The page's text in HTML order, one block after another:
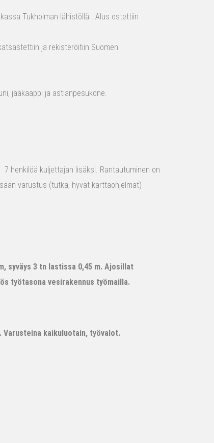
Tukholman lähistöllä . Alus ostettiin
ja rekisteröitiin Suomen
jääkaappi ja astianpesukone.
henkilöä kuljettajan lisäksi. Rantautuminen on
varustus (tutka, hyvät karttaohjelmat)
syväys 3 tn lastissa 0,45 m. Ajosillat
työtasona vesirakennus työmailla.
Varusteina kaikuluotain, työvalot.